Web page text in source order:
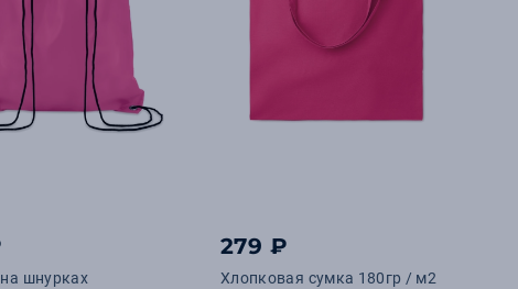
шнурках
279 ₽
Хлопковая сумка 180гр / м2